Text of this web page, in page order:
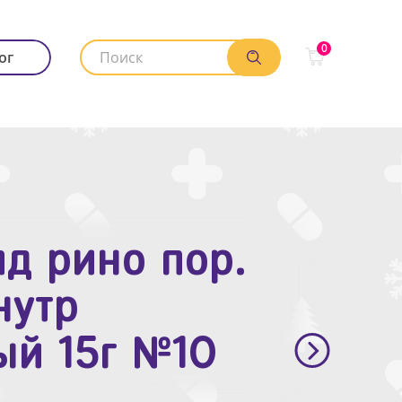
0
рино пор.
15г №10
п.п.о. 10мг